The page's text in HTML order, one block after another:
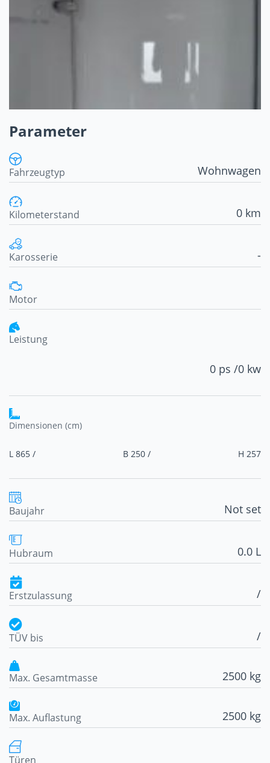
Parameter
Fahrzeugtyp Wohnwagen
Kilometerstand 0 km
Karosserie -
Motor
Leistung
0 ps /0 kw
Dimensionen (cm)
L 865 / B 250 / H 257
Baujahr Not set
Hubraum 0.0 L
Erstzulassung /
TÜV bis /
Max. Gesamtmasse 2500 kg
Max. Auflastung 2500 kg
Türen